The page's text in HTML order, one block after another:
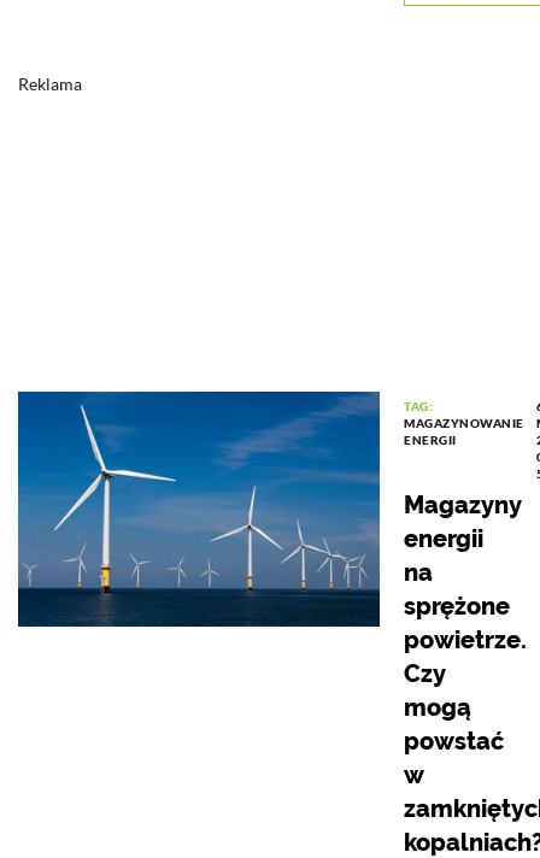
Reklama
TAG:
MAGAZYNOWANIE
ENERGII
Magazyny
energii
na
sprężone
powietrze.
Czy
mogą
powstać
w